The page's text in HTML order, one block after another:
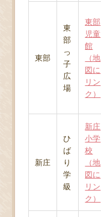
東部
東
部
っ
子
広
場
東部
児童
館
（地
図に
リン
ク）
新庄
ひ
ば
り
学
級
新庄
小学
校
（地
図に
リン
ク）